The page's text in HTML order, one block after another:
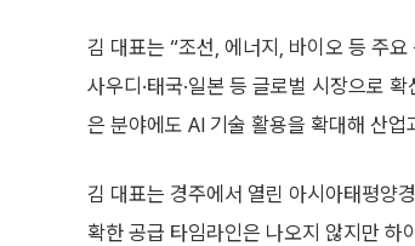
김 대표는 “조선, 에너지, 바이오 등 주
사우디·태국·일본 등 글로벌 시장으로
은 분야에도 AI 기술 활용을 확대해 산
김 대표는 경주에서 열린 아시아태평양
확한 공급 타임라인은 나오지 않지만